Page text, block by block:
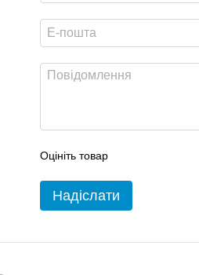
Оцініть товар
Надіслати